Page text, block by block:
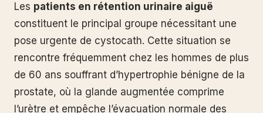
Les patients en rétention urinaire aiguë
constituent le principal groupe nécessitant une
pose urgente de cystocath. Cette situation se
rencontre fréquemment chez les hommes de plus
de 60 ans souffrant d’hypertrophie bénigne de la
prostate, où la glande augmentée comprime
l’urètre et empêche l’évacuation normale des